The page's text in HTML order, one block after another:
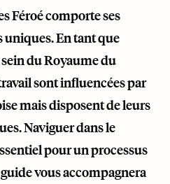
Féroé comporte ses
En tant que
du Royaume du
sont influencées par
mais disposent de leurs
Naviguer dans le
pour un processus
vous accompagnera